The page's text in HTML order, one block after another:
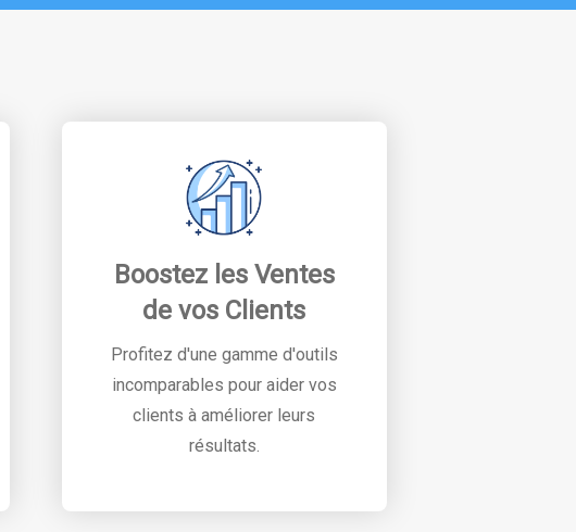
Boostez les Ventes
de vos Clients
Profitez d'une gamme d'outils
incomparables pour aider vos
clients à améliorer leurs
résultats.